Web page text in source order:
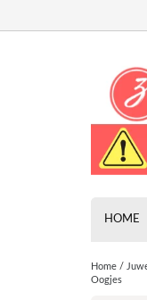
HOME
Home /
Oogjes